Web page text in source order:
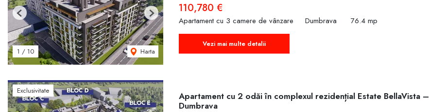
1 / 10 Harta
Previous Next
110,780 €
Apartament cu 3 camere de vânzare Dumbrava 76.4 mp
Vezi mai multe detalii
Exclusivitate
Apartament cu 2 odăi în complexul rezidențial Estate BellaVista –
Dumbrava